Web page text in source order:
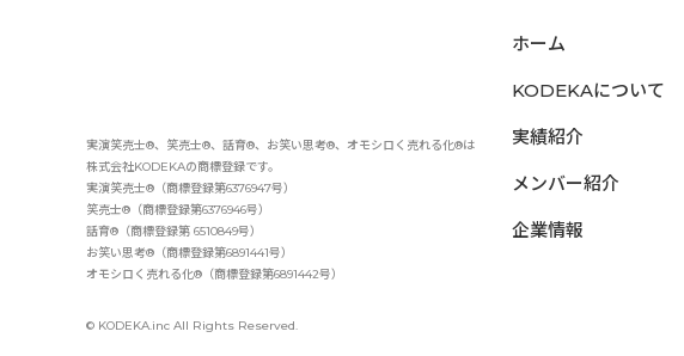
実演笑売士®、笑売士®、話育®、お笑い思考®、オモシロく売れる化®は
株式会社KODEKAの商標登録です。
実演笑売士®（商標登録第6376947号）
笑売士®（商標登録第6376946号）
話育®（商標登録第 6510849号）
お笑い思考®（商標登録第6891441号）
オモシロく売れる化®（商標登録第6891442号）
© KODEKA.inc All Rights Reserved.
ホーム
KODEKAについて
実績紹介
メンバー紹介
企業情報